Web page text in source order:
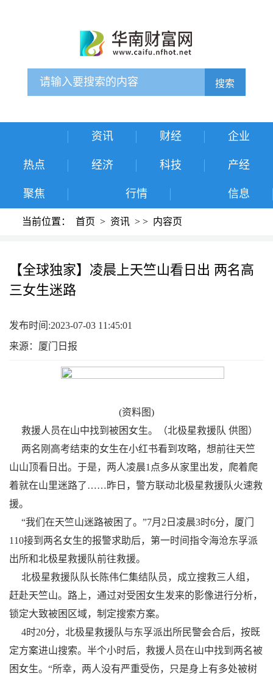
搜索
资讯 财经 企业
热点 经济 科技 产经
聚焦 行情 信息
当前位置： 首页 > 资讯 > > 内容页
【全球独家】凌晨上天竺山看日出 两名高
三女生迷路
发布时间:2023-07-03 11:45:01
来源：厦门日报
(资料图)
救援人员在山中找到被困女生。（北极星救援队 供图）
两名刚高考结束的女生在小红书看到攻略，想前往天竺
山山顶看日出。于是，两人凌晨1点多从家里出发，爬着爬
着就在山里迷路了……昨日，警方联动北极星救援队火速救
援。
“我们在天竺山迷路被困了。”7月2日凌晨3时6分，厦门
110接到两名女生的报警求助后，第一时间指令海沧东孚派
出所和北极星救援队前往救援。
北极星救援队队长陈伟仁集结队员，成立搜救三人组，
赶赴天竺山。路上，通过对受困女生发来的影像进行分析，
锁定大致被困区域，制定搜索方案。
4时20分，北极星救援队与东孚派出所民警会合后，按既
定方案进山搜索。半个小时后，救援人员在山中找到两名被
困女生。“所幸，两人没有严重受伤，只是身上有多处被树